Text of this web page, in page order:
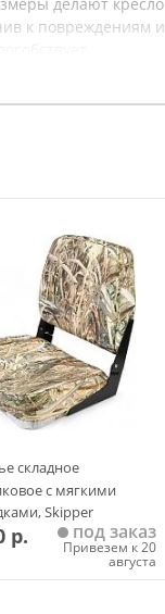
к повреждениям и
складное
с мягкими
Skipper
камуфляж)
р. под заказ
Привезем к 20
августа